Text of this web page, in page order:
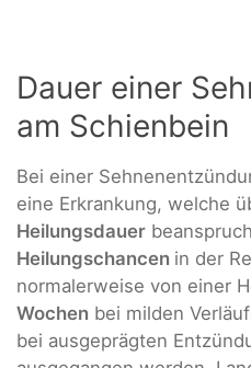
Dauer einer
am Schienbein
Bei einer
eine Erkrankung, welche
Heilungsdauer
Heilungschancen in der
normalerweise von einer
Wochen bei milden
bei ausgeprägten